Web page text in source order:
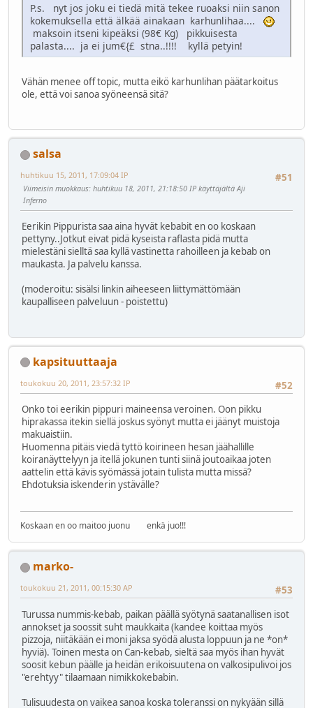
P.s. nyt jos joku ei tiedä mitä tekee ruoaksi niin sanon
kokemuksella että älkää ainakaan karhunlihaa....
maksoin itseni kipeäksi (98€ Kg) pikkuisesta
palasta.... ja ei jum€{£ stna..!!!! kyllä petyin!
Vähän menee off topic, mutta eikö karhunlihan päätarkoitus
ole, että voi sanoa syöneensä sitä?
salsa
#51
huhtikuu 15, 2011, 17:09:04 IP
Viimeisin muokkaus: huhtikuu 18, 2011, 21:18:50 IP käyttäjältä Aji
Inferno
Eerikin Pippurista saa aina hyvät kebabit en oo koskaan
pettyny..Jotkut eivat pidä kyseista raflasta pidä mutta
mielestäni sielltä saa kyllä vastinetta rahoilleen ja kebab on
maukasta. Ja palvelu kanssa.
(moderoitu: sisälsi linkin aiheeseen liittymättömään
kaupalliseen palveluun - poistettu)
kapsituuttaaja
#52
toukokuu 20, 2011, 23:57:32 IP
Onko toi eerikin pippuri maineensa veroinen. Oon pikku
hiprakassa itekin siellä joskus syönyt mutta ei jäänyt muistoja
makuaistiin.
Huomenna pitäis viedä tyttö koirineen hesan jäähallille
koiranäyttelyyn ja itellä jokunen tunti siinä joutoaikaa joten
aattelin että kävis syömässä jotain tulista mutta missä?
Ehdotuksia iskenderin ystävälle?
Koskaan en oo maitoo juonu enkä juo!!!
marko-
#53
toukokuu 21, 2011, 00:15:30 AP
Turussa nummis-kebab, paikan päällä syötynä saatanallisen isot
annokset ja soossit suht maukkaita (kandee koittaa myös
pizzoja, niitäkään ei moni jaksa syödä alusta loppuun ja ne *on*
hyviä). Toinen mesta on Can-kebab, sieltä saa myös ihan hyvät
soosit kebun päälle ja heidän erikoisuutena on valkosipulivoi jos
"erehtyy" tilaamaan nimikkokebabin.
Tulisuudesta on vaikea sanoa koska toleranssi on nykyään sillä